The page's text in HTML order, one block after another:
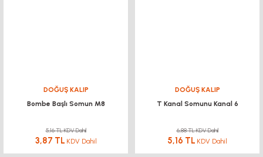
DOĞUŞ KALIP
Bombe Başlı Somun M8
5,16 TL KDV Dahil
3,87 TL KDV Dahil
DOĞUŞ KALIP
T Kanal Somunu Kanal 6
6,88 TL KDV Dahil
5,16 TL KDV Dahil